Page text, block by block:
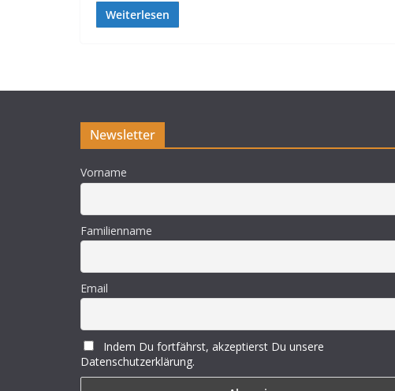
Weiterlesen
Newsletter
Vorname
Familienname
Email
Indem Du fortfährst, akzeptierst Du unsere
Datenschutzerklärung.